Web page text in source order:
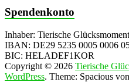
Spendenkonto
Inhaber: Tierische
IBAN: DE29 5235 0005 0006
BIC: HELADEF1KOR
Copyright © 2026 Tierische
WordPress. Theme: Spacious von